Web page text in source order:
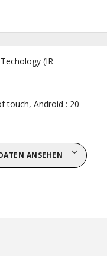
(IR
touch, Android : 20
ANSEHEN